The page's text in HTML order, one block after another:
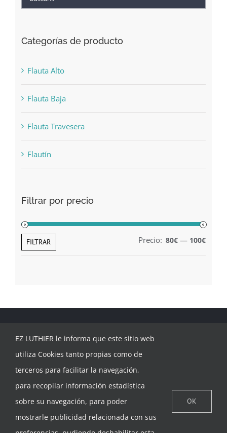
Categorías de producto
Flauta Alto
Flauta Baja
Flauta Travesera
Flautín
Filtrar por precio
Precio
Precio
FILTRAR Precio: 80€ — 100€
EZ LUTHIER le informa que este sitio web
utiliza Cookies tanto propias como de
terceros para facilitar la navegación,
para recopilar información estadística
sobre su navegación, para poder
mostrarle publicidad relacionada con sus
OK